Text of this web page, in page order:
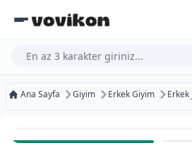
Ürün, kategori veya marka ara...
Ana Sayfa Giyim Erkek Giyim Erkek
Ücretsiz Kargo